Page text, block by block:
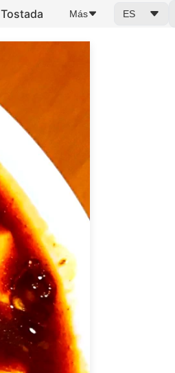
Tostada Más ES